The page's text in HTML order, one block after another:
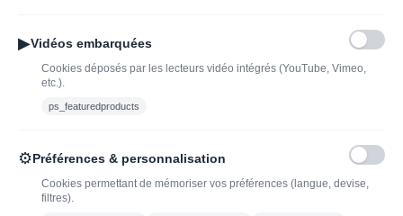
à découvrir| J’adopte un
vin
Caviste en ligne pour l’adoption de vin, champagne,
contact@jadopteunvin.fr
▶Vidéos embarquées
Cookies déposés par les lecteurs vidéo intégrés (YouTube, Vimeo,
etc.).
ps_featuredproducts
⚙Préférences & personnalisation
Cookies permettant de mémoriser vos préférences (langue, devise,
filtres).